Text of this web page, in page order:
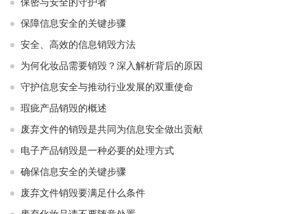
保障信息安全的关键步骤
安全、高效的信息销毁方法
为何化妆品需要销毁？深入解析背后的原因
守护信息安全与推动行业发展的双重使命
瑕疵产品销毁的概述
废弃文件的销毁是共同为信息安全做出贡献
电子产品销毁是一种必要的处理方式
确保信息安全的关键步骤
废弃文件销毁要满足什么条件